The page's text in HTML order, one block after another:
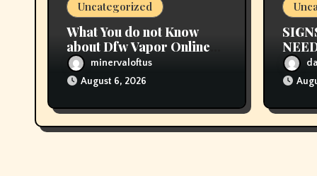
Uncategorized
What You do not Know
about Dfw Vapor Online
Order Could Possibly be
Costing To Greater than
You Suppose
minervaloftus
August 6, 2026